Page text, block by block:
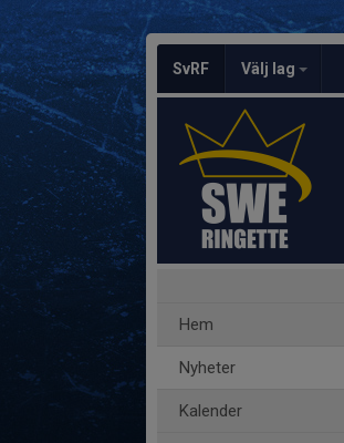
SvRF Välj lag
Hem
Nyheter
Kalender